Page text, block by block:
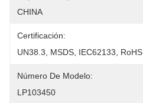
CHINA
Certificación:
UN38.3, MSDS, IEC62133, RoHS
Número De Modelo:
LP103450